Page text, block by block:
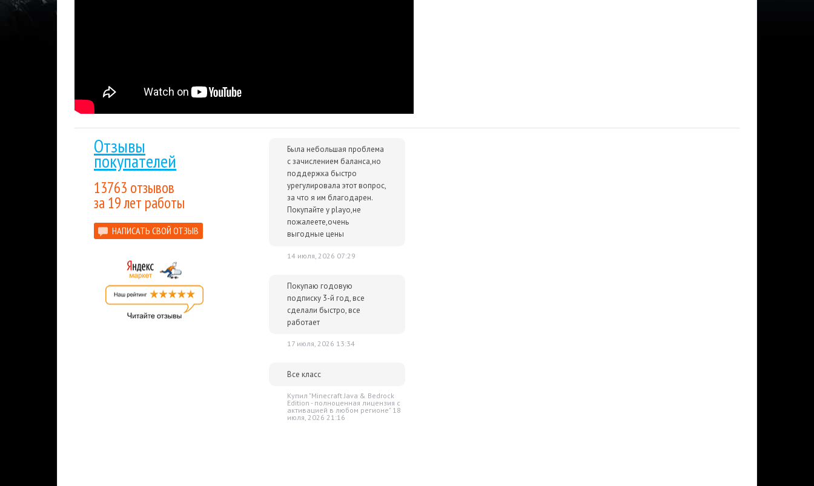
Отзывы
покупателей
13763 отзывов
за 19 лет работы
НАПИСАТЬ СВОЙ ОТЗЫВ
Была небольшая проблема
с зачислением баланса,но
поддержка быстро
урегулировала этот вопрос,
за что я им благодарен.
Покупайте у playo,не
пожалеете,очень
выгодные цены
14 июля, 2026 07:29
Покупаю годовую
подписку 3-й год, все
сделали быстро, все
работает
17 июля, 2026 13:34
Все класс
Купил "Minecraft Java & Bedrock
Edition - полноценная лицензия c
активацией в любом регионе" 18
июля, 2026 21:16